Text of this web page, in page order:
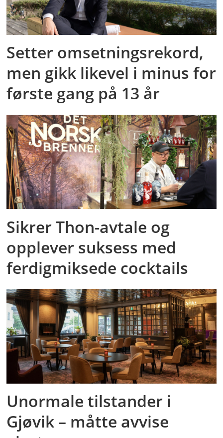
Setter omsetningsrekord,
men gikk likevel i minus for
første gang på 13 år
Sikrer Thon-avtale og
opplever suksess med
ferdigmiksede cocktails
Unormale tilstander i
Gjøvik – måtte avvise